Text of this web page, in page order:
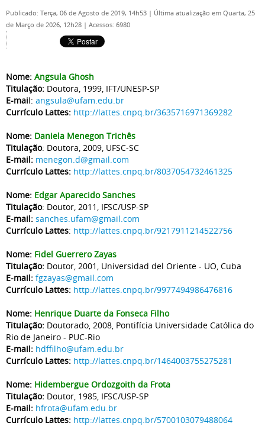
Publicado: Terça, 06 de Agosto de 2019, 14h53 | Última atualização em Quarta, 25
de Março de 2026, 12h28 | Acessos: 6980
Nome: Angsula Ghosh
Titulação: Doutora, 1999, IFT/UNESP-SP
E-mail: angsula@ufam.edu.br
Currículo Lattes: http://lattes.cnpq.br/3635716971369282
Nome: Daniela Menegon Trichês
Titulação: Doutora, 2009, UFSC-SC
E-mail: menegon.d@gmail.com
Currículo Lattes: http://lattes.cnpq.br/8037054732461325
Nome: Edgar Aparecido Sanches
Titulação: Doutor, 2011, IFSC/USP-SP
E-mail: sanches.ufam@gmail.com
Currículo Lattes: http://lattes.cnpq.br/9217911214522756
Nome: Fidel Guerrero Zayas
Titulação: Doutor, 2001, Universidad del Oriente - UO, Cuba
E-mail: fgzayas@gmail.com
Currículo Lattes: http://lattes.cnpq.br/9977494986476816
Nome: Henrique Duarte da Fonseca Filho
Titulação: Doutorado, 2008, Pontifícia Universidade Católica do
Rio de Janeiro - PUC-Rio
E-mail: hdffilho@ufam.edu.br
Currículo Lattes: http://lattes.cnpq.br/1464003755275281
Nome: Hidembergue Ordozgoith da Frota
Titulação: Doutor, 1985, IFSC/USP-SP
E-mail: hfrota@ufam.edu.br
Currículo Lattes: http://lattes.cnpq.br/5700103079488064